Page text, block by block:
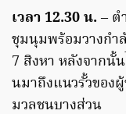
เวลา 12.30 น. – ต
ชุมนุมพร้อมวางก
7 สิงหา หลังจากนั้
นมาถึงแนวรั้วของ
มวลชนบางส่วน